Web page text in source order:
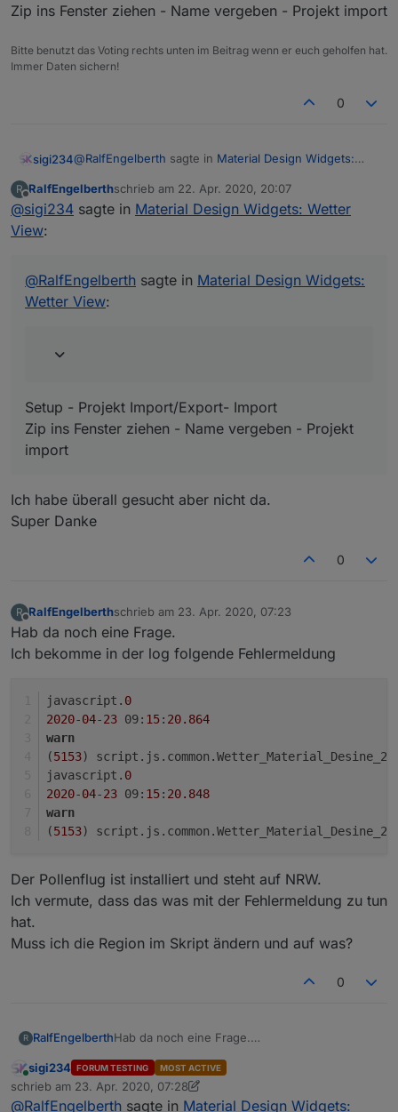
Zip ins Fenster ziehen - Name vergeben - Projekt import
Bitte benutzt das Voting rechts unten im Beitrag wenn er euch geholfen hat.
Immer Daten sichern!
0
sigi234@RalfEngelberth sagte in Material Design Widgets:
Wie bekomme ich denn das Beispielprojekt in VIS
import
R
Offline
RalfEngelberthschrieb am 22. Apr. 2020, 20:07
zuletzt editiert von
@sigi234 sagte in Material Design Widgets: Wetter
View:
@RalfEngelberth sagte in Material Design Widgets:
Wetter View:
Setup - Projekt Import/Export- Import
Zip ins Fenster ziehen - Name vergeben - Projekt
import
Ich habe überall gesucht aber nicht da.
Super Danke
0
R
Offline
RalfEngelberthschrieb am 23. Apr. 2020, 07:23
zuletzt editiert von
Hab da noch eine Frage.
Ich bekomme in der log folgende Fehlermeldung
javascript. 0
2020-04-23 09: 15: 20.864
warn
(5153)
javascript. 0
2020-04-23 09: 15: 20.848
warn
(5153)
Der Pollenflug ist installiert und steht auf NRW.
Ich vermute, dass das was mit der Fehlermeldung zu tun
hat.
Muss ich die Region im Skript ändern und auf was?
0
R RalfEngelberthHab da noch eine Frage.
Fehlermeldung
javascript.0
2020-04-23 09:15:20.864
warn
Der Pollenflug ist installiert und steht auf NRW.
Online
sigi234 FORUM TESTING MOST ACTIVE
schrieb am 23. Apr. 2020, 07:28
zuletzt editiert von sigi234
@RalfEngelberth sagte in Material Design Widgets: